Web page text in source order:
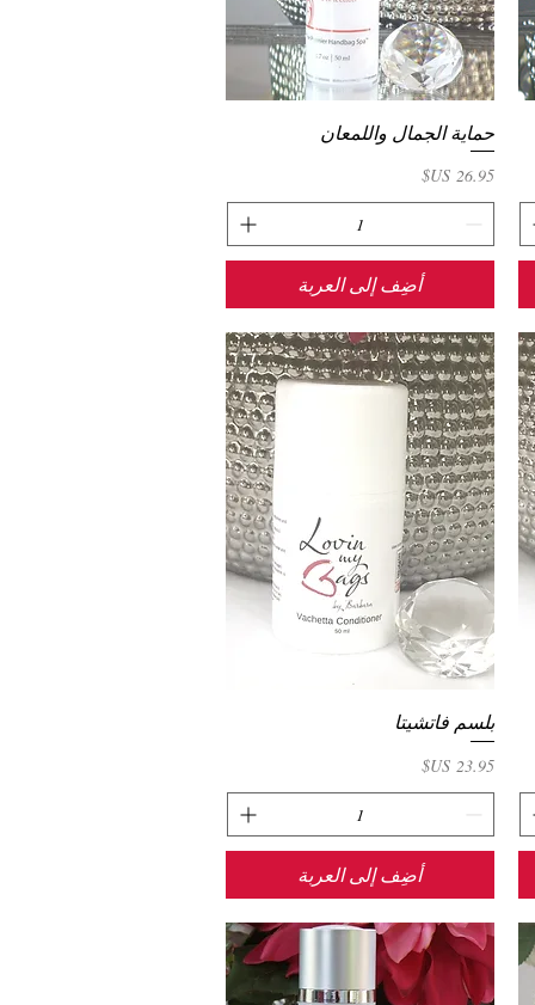
العرض السريع
حماية الجمال واللمعان
السعر‏26.95 US$
أضِف إلى العربة
العرض السريعبلسم فاتشيتا
السعر‏23.95 US$
أضِف إلى العربة